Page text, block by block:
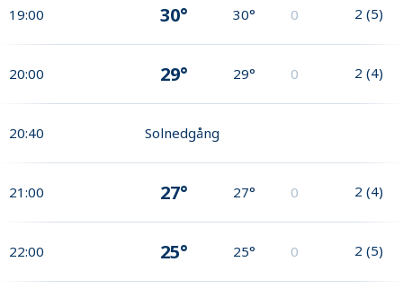
19:00 30° 30° 0 2 (5)
20:00 29° 29° 0 2 (4)
20:40 Solnedgång
21:00 27° 27° 0 2 (4)
22:00 25° 25° 0 2 (5)